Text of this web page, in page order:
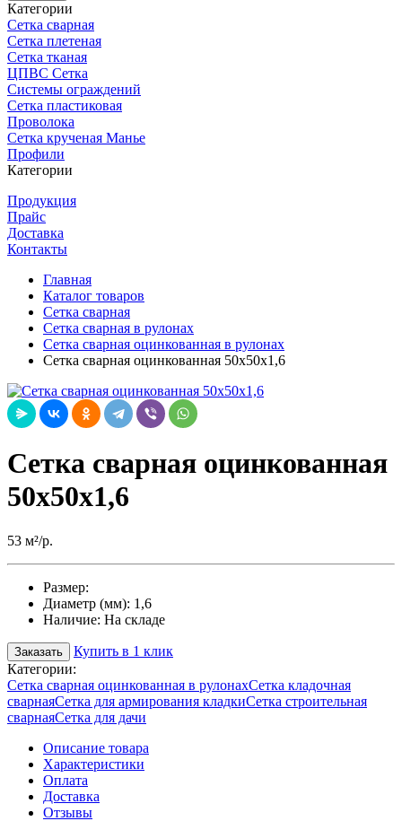
Категории
Сетка сварная
Сетка плетеная
Сетка тканая
ЦПВС Сетка
Системы ограждений
Сетка пластиковая
Проволока
Сетка крученая Манье
Профили
Категории
Продукция
Прайс
Доставка
Контакты
Главная
Каталог товаров
Сетка сварная
Сетка сварная в рулонах
Сетка сварная оцинкованная в рулонах
Сетка сварная оцинкованная 50х50х1,6
Сетка сварная оцинкованная
50х50х1,6
53 м²/р.
Размер:
Диаметр (мм): 1,6
Наличие: На складе
Заказать
Купить в 1 клик
Категории:
Сетка сварная оцинкованная в рулонахСетка кладочная
сварнаяСетка для армирования кладкиСетка строительная
сварнаяСетка для дачи
Описание товара
Характеристики
Оплата
Доставка
Отзывы